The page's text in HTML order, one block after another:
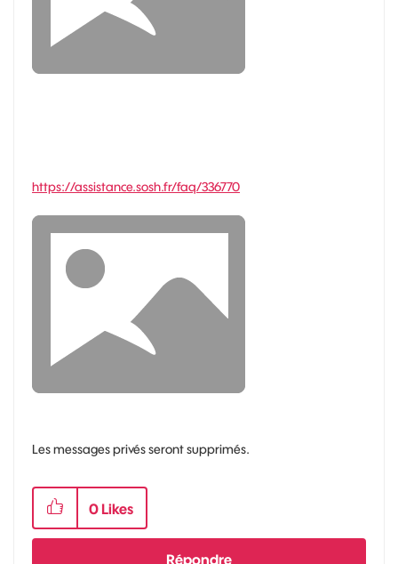
https://assistance.sosh.fr/faq/336770
Les messages privés seront supprimés.
0 Likes
Répondre